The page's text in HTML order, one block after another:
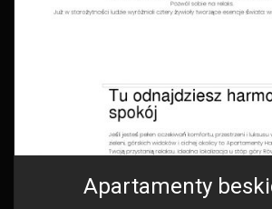
Apartamenty